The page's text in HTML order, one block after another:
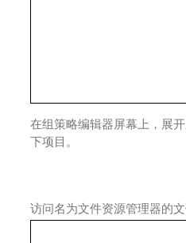
在组策略编辑器屏幕上，展
下项目。
访问名为文件资源管理器的文